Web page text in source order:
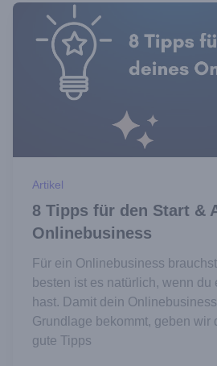
Artikel
8 Tipps für den Start &
Onlinebusiness
Für ein Onlinebusiness
besten ist es natürlich, wenn
hast. Damit dein
Grundlage bekommt, geben wir
gute Tipps